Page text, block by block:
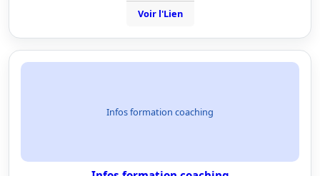
Voir l'Lien
Infos formation coaching